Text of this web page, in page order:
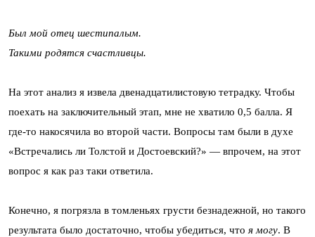
Был мой отец шестипалым.
Такими родятся счастливцы.
На этот анализ я извела двенадцатилистовую тетрадку. Чтобы
поехать на заключительный этап, мне не хватило 0,5 балла. Я
где-то накосячила во второй части. Вопросы там были в духе
«Встречались ли Толстой и Достоевский?» — впрочем, на этот
вопрос я как раз таки ответила.
Конечно, я погрязла в томленьях грусти безнадежной, но такого
результата было достаточно, чтобы убедиться, что я могу. В